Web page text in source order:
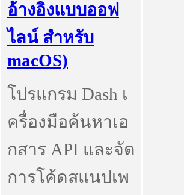
อ้างอิงแบบออฟ
ไลน์ สำหรับ
macOS)
โปรแกรม Dash เ
ครื่องมือค้นหาเอ
กสาร API และจัด
การโค้ดสแนปเพ